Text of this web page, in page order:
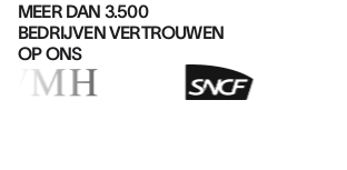
MEER DAN 3.500
BEDRIJVEN VERTROUWEN
OP ONS